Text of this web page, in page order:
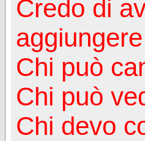
Credo di
Chi può
Chi può
Chi devo